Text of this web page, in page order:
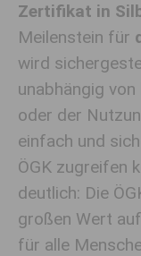
Zertifikat in
Meilenstein für
wird
unabhängig
oder der
einfach und
ÖGK zugreifen
deutlich: Die
großen Wert auf
für alle